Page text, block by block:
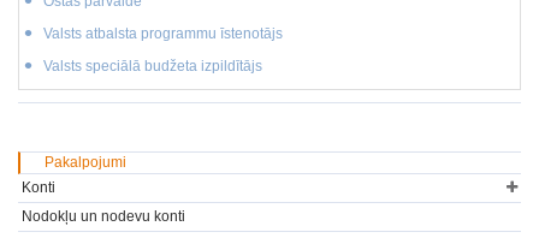
Valsts atbalsta programmu īstenotājs
Valsts speciālā budžeta izpildītājs
Pakalpojumi
Konti
Nodokļu un nodevu konti